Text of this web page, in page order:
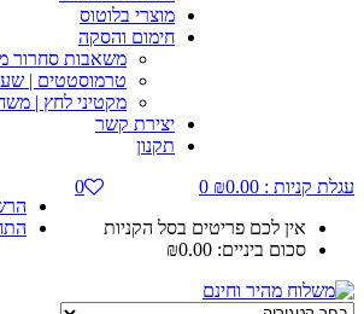
מוצרי בלוטוס
חימום והסקה
משאבות סחרור
טרמוסטטים |
מקטיני לחץ |
יצירת קשר
תקנון
עגלת קניות :
₪0.00
0
אין לכם פריטים בסל הקניות
סכום ביניים:
₪0.00
0